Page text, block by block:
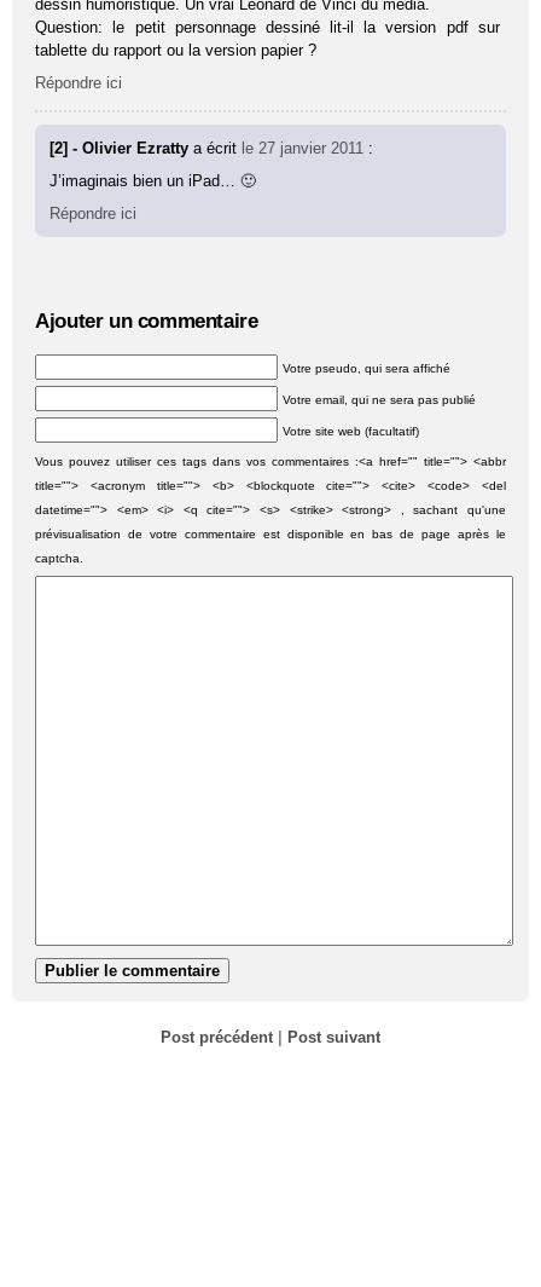
dessin humoristique. Un vrai Léonard de Vinci du média.
Question: le petit personnage dessiné lit-il la version pdf sur
tablette du rapport ou la version papier ?
Répondre ici
[2] - Olivier Ezrattya écrit le 27 janvier 2011 :
J’imaginais bien un iPad… 🙂
Répondre ici
Ajouter un commentaire
Votre pseudo, qui sera affiché
Votre email, qui ne sera pas publié
Votre site web (facultatif)
Vous pouvez utiliser ces tags dans vos commentaires :<a href="" title=""> <abbr
title=""> <acronym title=""> <b> <blockquote cite=""> <cite> <code> <del
datetime=""> <em> <i> <q cite=""> <s> <strike> <strong> , sachant qu'une
prévisualisation de votre commentaire est disponible en bas de page après le
captcha.
Post précédent| Post suivant